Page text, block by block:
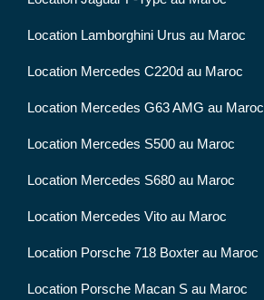
Location Lamborghini Urus au Maroc
Location Mercedes C220d au Maroc
Location Mercedes G63 AMG au Maroc
Location Mercedes S500 au Maroc
Location Mercedes S680 au Maroc
Location Mercedes Vito au Maroc
Location Porsche 718 Boxter au Maroc
Location Porsche Macan S au Maroc